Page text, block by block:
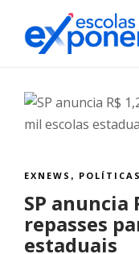
EXNEWS ,
SP anuncia
repasses
estaduais